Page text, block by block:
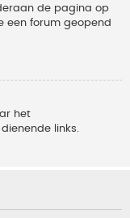
de pagina op
een forum geopend
het
links.